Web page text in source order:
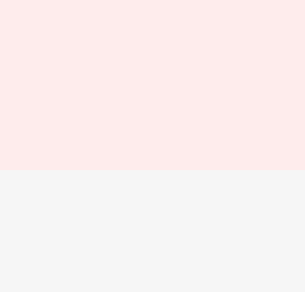
ล็กถึงขนาดใหญ่แปรงฟันออกแบบมาสำหรับแม